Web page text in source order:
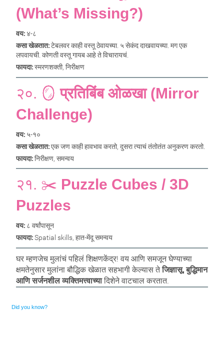
(What’s Missing?)
वय: ४-८
कसा खेळतात:टेबलवर काही वस्तू ठेवायच्या. ५ सेकंद दाखवायच्या. मग एक
लपवायची. कोणती वस्तू गायब आहे ते विचारायचं.
फायदा:स्मरणशक्ती, निरीक्षण
२०. 🪞प्रतिबिंब ओळखा (Mirror
Challenge)
वय: ५-१०
कसा खेळतात:एक जण काही हावभाव करतो, दुसरा त्याचं तंतोतंत अनुकरण करतो.
फायदा:निरीक्षण, समन्वय
२१. ✂️ Puzzle Cubes / 3D
Puzzles
वय: ८ वर्षांपासून
फायदा:Spatial skills, हात-मेंदू समन्वय
घर म्हणजेच मुलांचं पहिलं शिक्षणकेंद्र! वय आणि समजून घेण्याच्या
क्षमतेनुसार मुलांना बौद्धिक खेळात सहभागी केल्यास तेजिज्ञासू, बुद्धिमान
आणि सर्जनशील व्यक्तिमत्त्वाच्यादिशेने वाटचाल करतात.
Did you know?